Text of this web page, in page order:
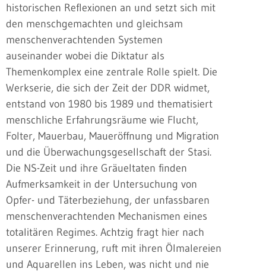
historischen Reflexionen an und setzt sich mit
den menschgemachten und gleichsam
menschenverachtenden Systemen
auseinander wobei die Diktatur als
Themenkomplex eine zentrale Rolle spielt. Die
Werkserie, die sich der Zeit der DDR widmet,
entstand von 1980 bis 1989 und thematisiert
menschliche Erfahrungsräume wie Flucht,
Folter, Mauerbau, Maueröffnung und Migration
und die Überwachungsgesellschaft der Stasi.
Die NS-Zeit und ihre Gräueltaten finden
Aufmerksamkeit in der Untersuchung von
Opfer- und Täterbeziehung, der unfassbaren
menschenverachtenden Mechanismen eines
totalitären Regimes. Achtzig fragt hier nach
unserer Erinnerung, ruft mit ihren Ölmalereien
und Aquarellen ins Leben, was nicht und nie